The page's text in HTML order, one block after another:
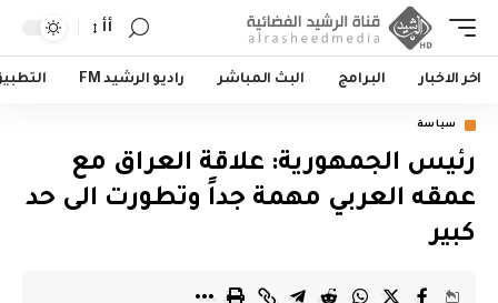
أأ
اخر الاخبار البرامج البث المباشر راديو الرشيد FM
سياسة
رئيس الجمهورية: علاقة العراق مع
عمقه العربي مهمة جداً وتطورت الى حد
كبير